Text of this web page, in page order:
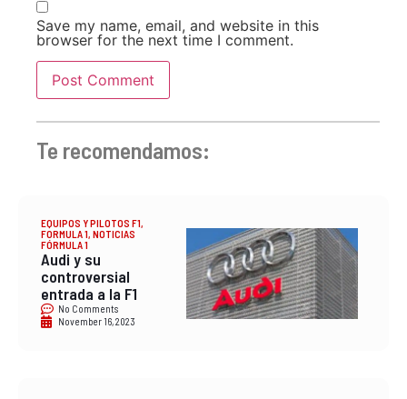
Save my name, email, and website in this
browser for the next time I comment.
Te recomendamos:
EQUIPOS Y PILOTOS F1,
FORMULA 1, NOTICIAS
FÓRMULA 1
Audi y su
controversial
entrada a la F1
No Comments
November 16, 2023